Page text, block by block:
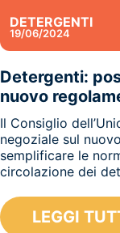
DETERGENTI
19/06/2024
Detergenti:
nuovo
Il Consiglio
negoziale sul
semplificare le
circolazione dei
LEGGI